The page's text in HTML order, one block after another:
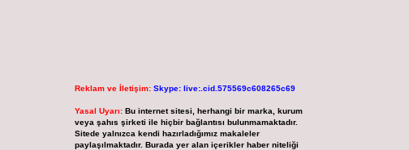
Reklam ve İletişim: Skype: live:.cid.575569c608265c69
Yasal Uyarı: Bu internet sitesi, herhangi bir marka, kurum
veya şahıs şirketi ile hiçbir bağlantısı bulunmamaktadır.
Sitede yalnızca kendi hazırladığımız makaleler
paylaşılmaktadır. Burada yer alan içerikler haber niteliği